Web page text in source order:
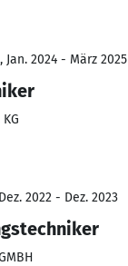
2024 - März 2025
2022 - Dez. 2023